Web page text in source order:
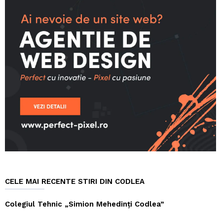
CELE MAI RECENTE STIRI DIN CODLEA
Colegiul Tehnic „Simion Mehedinți Codlea”